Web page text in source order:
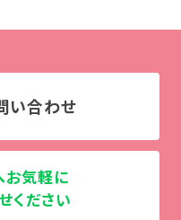
い合わせ
気軽に
ください